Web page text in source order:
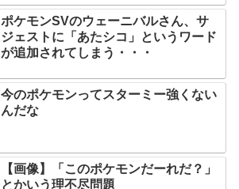
ポケモンSVのウェーニバルさん、サ
ジェストに「あたシコ」というワード
が追加されてしまう・・・
今のポケモンってスターミー強くない
んだな
【画像】「このポケモンだーれだ？」
とかいう理不尽問題